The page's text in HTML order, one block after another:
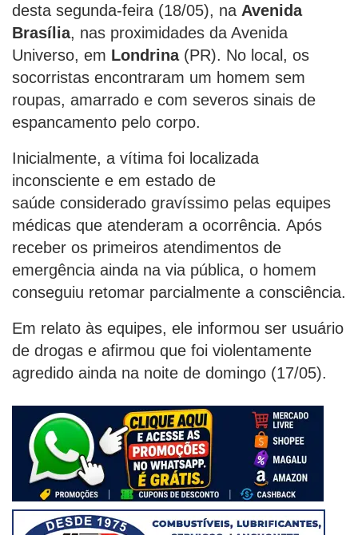
desta segunda-feira (18/05), na Avenida
Brasília, nas proximidades da Avenida
Universo, em Londrina(PR). No local, os
socorristas encontraram um homem sem
roupas, amarrado e com severos sinais de
espancamento pelo corpo.
Inicialmente, a vítima foi localizada
inconsciente e em estado de
saúde considerado gravíssimo pelas equipes
médicas que atenderam a ocorrência. Após
receber os primeiros atendimentos de
emergência ainda na via pública, o homem
conseguiu retomar parcialmente a consciência.
Em relato às equipes, ele informou ser usuário
de drogas e afirmou que foi violentamente
agredido ainda na noite de domingo (17/05).